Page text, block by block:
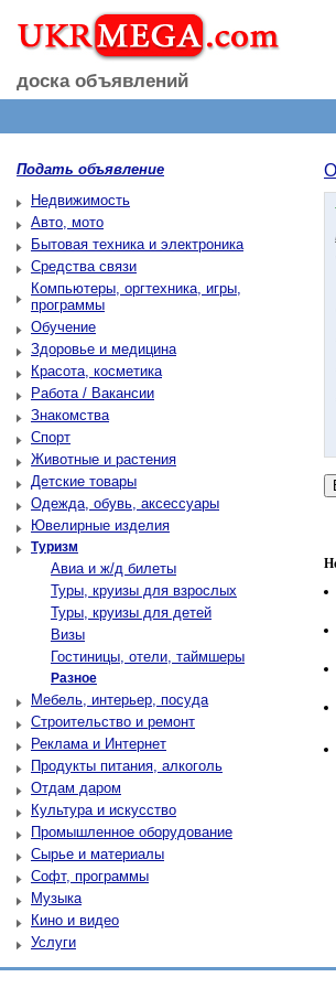
доска объявлений
Подать объявление
Недвижимость
Авто, мото
Бытовая техника и электроника
Средства связи
Компьютеры, оргтехника, игры,
программы
Обучение
Здоровье и медицина
Красота, косметика
Работа / Вакансии
Знакомства
Спорт
Животные и растения
Детские товары
Одежда, обувь, аксессуары
Ювелирные изделия
Туризм
Авиа и ж/д билеты
Туры, круизы для взрослых
Туры, круизы для детей
Визы
Гостиницы, отели, таймшеры
Разное
Мебель, интерьер, посуда
Строительство и ремонт
Реклама и Интернет
Продукты питания, алкоголь
Отдам даром
Культура и искусство
Промышленное оборудование
Сырье и материалы
Софт, программы
Музыка
Кино и видео
Услуги